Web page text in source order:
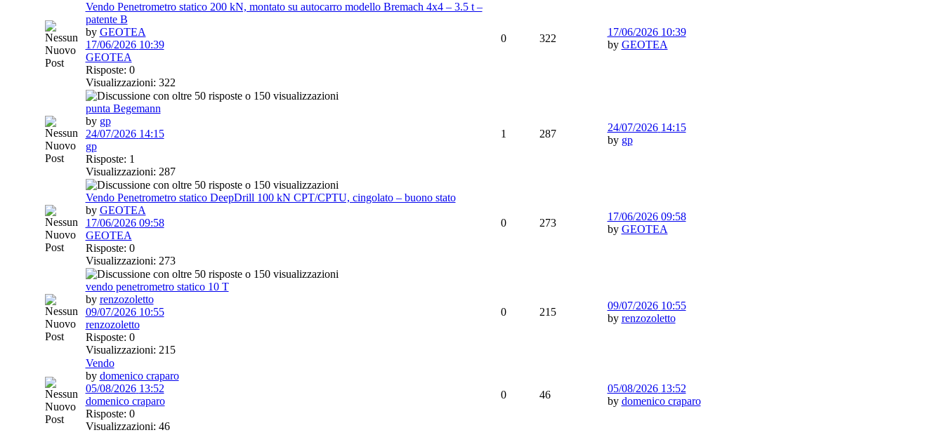
Vendo Penetrometro statico 200 kN, montato su autocarro modello Bremach 4x4 – 3.5 t –
patente B
by GEOTEA
17/06/2026 10:39
GEOTEA
Risposte: 0
Visualizzazioni: 322
0 322
17/06/2026 10:39
by GEOTEA
punta Begemann
by gp
24/07/2026 14:15
gp
Risposte: 1
Visualizzazioni: 287
1 287
24/07/2026 14:15
by gp
Vendo Penetrometro statico DeepDrill 100 kN CPT/CPTU, cingolato – buono stato
by GEOTEA
17/06/2026 09:58
GEOTEA
Risposte: 0
Visualizzazioni: 273
0 273
17/06/2026 09:58
by GEOTEA
vendo penetrometro statico 10 T
by renzozoletto
09/07/2026 10:55
renzozoletto
Risposte: 0
Visualizzazioni: 215
0 215
09/07/2026 10:55
by renzozoletto
Vendo
by domenico craparo
05/08/2026 13:52
domenico craparo
Risposte: 0
Visualizzazioni: 46
0 46
05/08/2026 13:52
by domenico craparo